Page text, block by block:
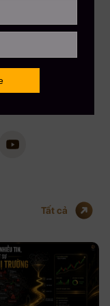
FINANCE
và 8 năm Trading
trên toàn cầu lên đến
Subscribers. CEO
Tất cả